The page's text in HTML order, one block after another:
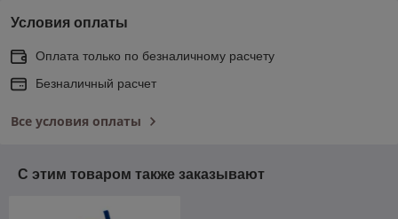
Условия оплаты
Оплата только по безналичному расчету
Безналичный расчет
Все условия оплаты
С этим товаром также заказывают